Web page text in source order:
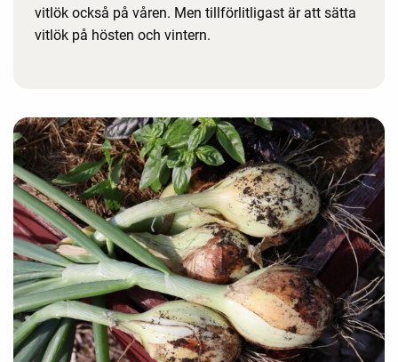
vitlök också på våren. Men tillförlitligast är att sätta
vitlök på hösten och vintern.